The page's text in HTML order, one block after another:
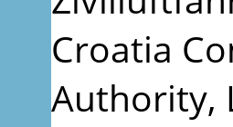
Croatia
Authority,